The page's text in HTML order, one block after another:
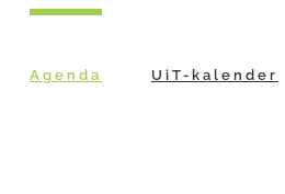
Agenda UiT-kalender